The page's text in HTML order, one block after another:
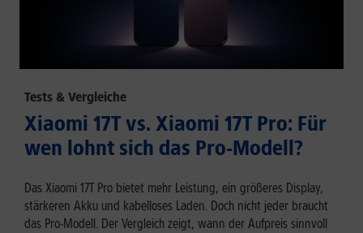
Tests & Vergleiche
Xiaomi 17T vs. Xiaomi 17T Pro: Für
wen lohnt sich das Pro-Modell?
Das Xiaomi 17T Pro bietet mehr Leistung, ein größeres Display,
stärkeren Akku und kabelloses Laden. Doch nicht jeder braucht
das Pro-Modell. Der Vergleich zeigt, wann der Aufpreis sinnvoll